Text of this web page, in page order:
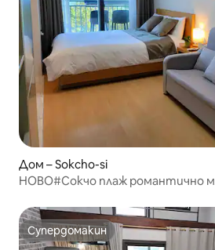
Дом – Sokcho-si
НОВО#Сокчо плаж романтично
уроци/отстъпка за морски сърф
към океана#Каренсия
Супердомакин
Супердомакин